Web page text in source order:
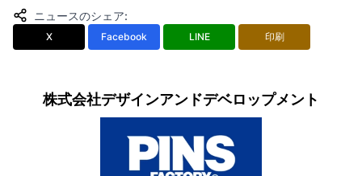
ニュースのシェア:
X Facebook LINE 印刷
株式会社デザインアンドデベロップメント